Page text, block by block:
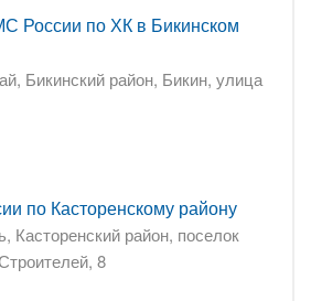
России по ХК в Бикинском
Бикинский район, Бикин, улица
по Касторенскому району
Касторенский район, поселок
8